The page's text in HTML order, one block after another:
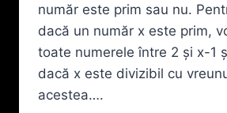
CONȚINĂ
TOATE
NUMELE
DIN
număr este prim sau nu.
dacă un număr x este prim,
toate numerele între 2 și x-1
dacă x este divizibil cu
acestea….